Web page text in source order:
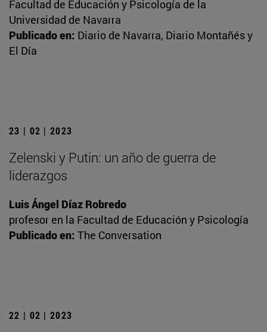
Facultad de Educación y Psicología de la
Universidad de Navarra
Publicado en: Diario de Navarra, Diario Montañés y
El Día
23 | 02 | 2023
Zelenski y Putin: un año de guerra de
liderazgos
Luis Ángel Díaz Robredo
profesor en la Facultad de Educación y Psicología
Publicado en: The Conversation
22 | 02 | 2023